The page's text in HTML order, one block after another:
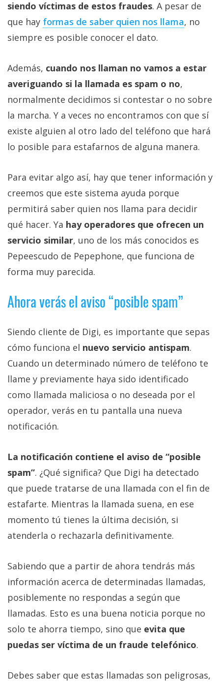
siendo víctimas de estos fraudes. A pesar de
que hay formas de saber quien nos llama, no
siempre es posible conocer el dato.
Además, cuando nos llaman no vamos a estar
averiguando si la llamada es spam o no,
normalmente decidimos si contestar o no sobre
la marcha. Y a veces no encontramos con que sí
existe alguien al otro lado del teléfono que hará
lo posible para estafarnos de alguna manera.
Para evitar algo así, hay que tener información y
creemos que este sistema ayuda porque
permitirá saber quien nos llama para decidir
qué hacer. Ya hay operadores que ofrecen un
servicio similar, uno de los más conocidos es
Pepeescudo de Pepephone, que funciona de
forma muy parecida.
Ahora verás el aviso “posible spam”
Siendo cliente de Digi, es importante que sepas
cómo funciona el nuevo servicio antispam.
Cuando un determinado número de teléfono te
llame y previamente haya sido identificado
como llamada maliciosa o no deseada por el
operador, verás en tu pantalla una nueva
notificación.
La notificación contiene el aviso de “posible
spam”. ¿Qué significa? Que Digi ha detectado
que puede tratarse de una llamada con el fin de
estafarte. Mientras la llamada suena, en ese
momento tú tienes la última decisión, si
atenderla o rechazarla definitivamente.
Sabiendo que a partir de ahora tendrás más
información acerca de determinadas llamadas,
posiblemente no respondas a según que
llamadas. Esto es una buena noticia porque no
solo te ahorra tiempo, sino que evita que
puedas ser víctima de un fraude telefónico.
Debes saber que estas llamadas son peligrosas,